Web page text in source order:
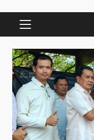
PRIMARY
MENU